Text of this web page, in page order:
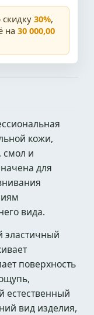
30%,
на 30 000,00
кожи,
смол и
для
вида.
эластичный
поверхность
естественный
вид изделия,